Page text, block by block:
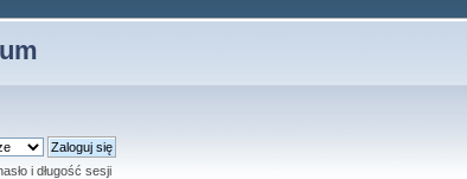
i długość sesji